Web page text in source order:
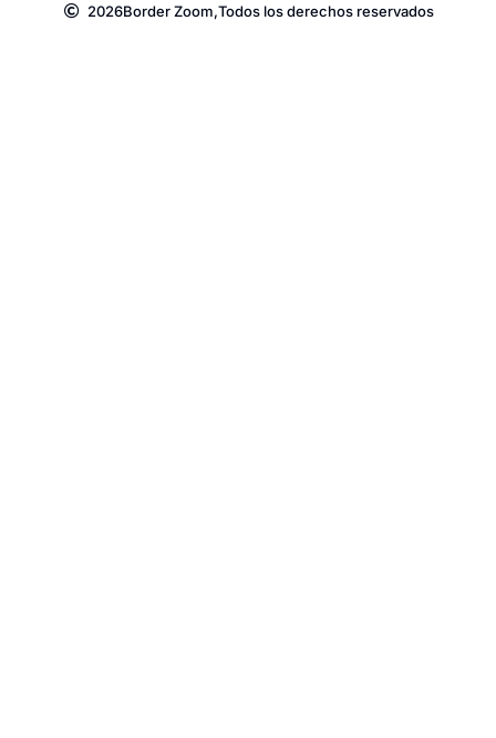
2026Border Zoom,Todos los derechos reservados